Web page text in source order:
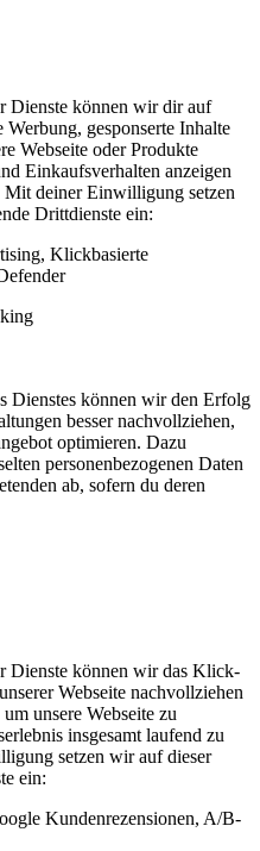
Dienste können wir dir auf
Werbung, gesponserte Inhalte
Webseite oder Produkte
Einkaufsverhalten anzeigen
Mit deiner Einwilligung setzen
Drittdienste ein:
Klickbasierte
Dienstes können wir den Erfolg
besser nachvollziehen,
optimieren. Dazu
personenbezogenen Daten
ab, sofern du deren
Dienste können wir das Klick-
Webseite nachvollziehen
unsere Webseite zu
insgesamt laufend zu
setzen wir auf dieser
ein:
Kundenrezensionen, A/B-